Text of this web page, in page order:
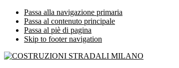
Passa alla navigazione primaria
Passa al contenuto principale
Passa al piè di pagina
Skip to footer navigation